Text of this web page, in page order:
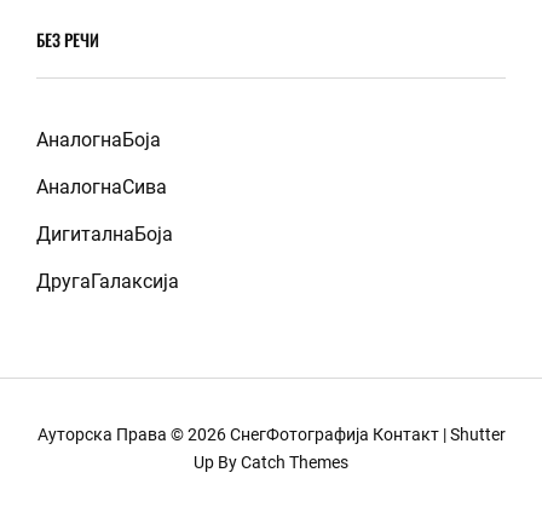
БЕЗ РЕЧИ
АналогнаБоја
АналогнаСива
ДигиталнаБоја
ДругаГалаксија
Ауторска Права © 2026СнегФотографија Контакт|Shutter
Up ByCatch Themes